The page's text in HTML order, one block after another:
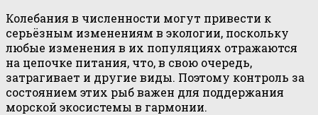
Колебания в численности могут привести к
серьёзным изменениям в экологии, поскольку
любые изменения в их популяциях отражаются
на цепочке питания, что, в свою очередь,
затрагивает и другие виды. Поэтому контроль за
состоянием этих рыб важен для поддержания
морской экосистемы в гармонии.